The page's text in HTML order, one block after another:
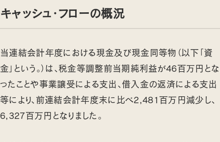
キャッシュ・フローの概況
当連結会計年度における現金及び現金同等物（以下「資
金」という。）は、税金等調整前当期純利益が46百万円とな
ったことや事業譲受による支出、借入金の返済による支出
等により、前連結会計年度末に比べ2,481百万円減少し、
6,327百万円となりました。